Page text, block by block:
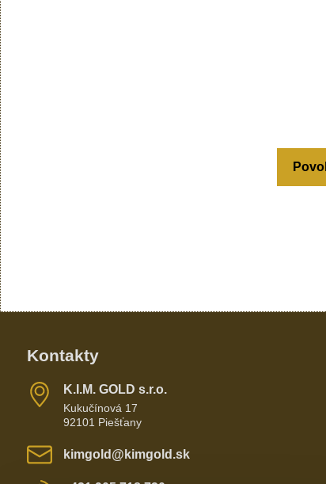
Kontakty
K​​.I​​.M​​. GOLD s​​.r​​.o​​.
Kukučínová 17
92101 Piešťany
kimgold​@kimgold​.sk